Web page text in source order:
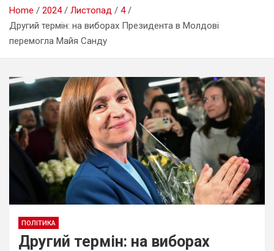
Home 2024 Листопад
4
Другий термін: на виборах Президента в Молдові
перемогла Майя Санду
ПОЛІТИКА
Другий термін: на виборах